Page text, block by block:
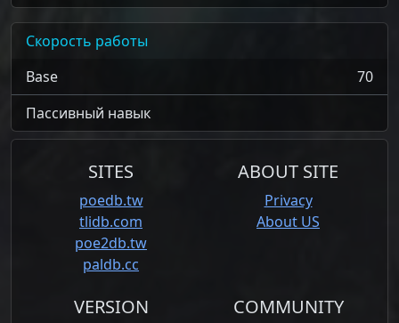
Скорость работы
Base
70
Пассивный навык
SITES
poedb.tw
tlidb.com
poe2db.tw
paldb.cc
ABOUT SITE
Privacy
About US
VERSION COMMUNITY